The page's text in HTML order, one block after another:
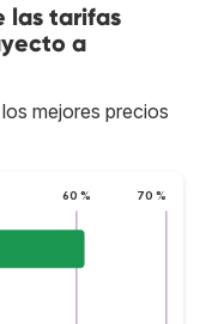
las tarifas
a
mejores precios
60 % 70 %